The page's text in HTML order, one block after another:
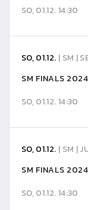
SO, 01.12. 14:30
SO, 01.12. | SM |
SM FINALS
SO, 01.12. 14:30
SO, 01.12. | SM |
SM FINALS
SO, 01.12. 14:30